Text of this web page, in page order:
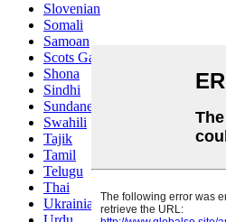
Slovenian
Somali
Samoan
Scots Gaelic
Shona
Sindhi
Sundanese
Swahili
Tajik
Tamil
Telugu
Thai
Ukrainian